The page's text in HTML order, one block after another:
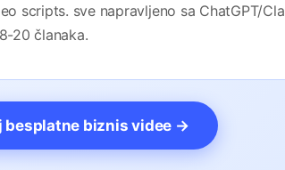
scripts. sve napravljeno sa ChatGPT/
20 članaka.
besplatne biznis videe →